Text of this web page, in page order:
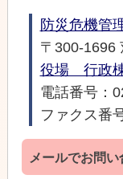
防災危機管
〒300-1696
役場 行政
電話番号：
ファクス番
メールでお問